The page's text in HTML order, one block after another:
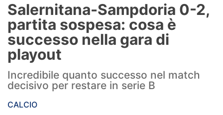
Formello
Infortuni
Primavera
Calciomercato
Lazio Women
Salernitana-Sampdoria 0-2,
partita sospesa: cosa è
successo nella gara di
playout
Incredibile quanto successo nel match
decisivo per restare in serie B
CALCIO